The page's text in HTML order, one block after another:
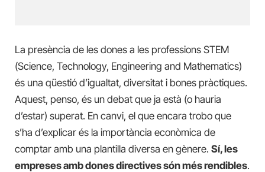
La presència de les dones a les professions STEM
(Science, Technology, Engineering and Mathematics)
és una qüestió d’igualtat, diversitat i bones pràctiques.
Aquest, penso, és un debat que ja està (o hauria
d’estar) superat. En canvi, el que encara trobo que
s’ha d’explicar és la importància econòmica de
comptar amb una plantilla diversa en gènere. Sí, les
empreses amb dones directives són més rendibles.